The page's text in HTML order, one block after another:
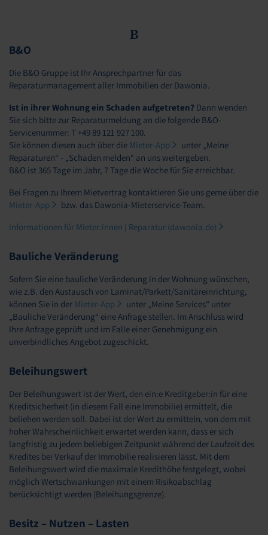
B
B&O
Die B&O Gruppe ist Ihr Ansprechpartner für das
Reparaturmanagement aller Immobilien der Dawonia.
Ist in ihrer Wohnung ein Schaden aufgetreten? Dann wenden
Sie sich bitte zur Reparaturmeldung an die folgende B&O-
Servicenummer: T +49 89 121 927 100.
Sie können diesen auch über die Mieter-App
unter „Meine
Reparaturen“ - „Schaden melden“ an uns weitergeben.
B&O ist 365 Tage im Jahr, 7 Tage die Woche für Sie erreichbar.
Bei Fragen zu Ihrem Mietvertrag kontaktieren Sie uns gerne über die
Mieter-App
bzw. das Dawonia-Mieterservice-Team.
Informationen für Mieter:innen | Reparatur (dawonia.de)
Bauliche Veränderung
Sofern Sie eine bauliche Veränderung in der Wohnung wünschen,
wie z.B. den Austausch von Laminat/Parkett/Sanitäreinrichtung,
können Sie in der Mieter-App
unter „Meine Services“ unter
„Bauliche Veränderung“ eine Anfrage stellen. Im Anschluss wird
Ihre Anfrage geprüft und im Falle einer Genehmigung ein
unverbindliches Angebot zugeschickt.
Beleihungswert
Der Beleihungswert ist der Wert, den ein:e Kreditgeber:in für eine
Kreditsicherheit (in diesem Fall eine Immobilie) ermittelt, die
beliehen werden soll. Dabei ist der Wert zu ermitteln, von dem mit
hoher Wahrscheinlichkeit erwartet werden kann, dass er sich
langfristig zu jedem beliebigen Zeitpunkt während der Laufzeit des
Kredites bei Verkauf der Immobilie realisieren lässt. Mit dem
Beleihungswert wird die maximale Kredithöhe festgelegt, wobei
möglich Wertschwankungen mit einem Risikoabschlag
berücksichtigt werden (Beleihungsgrenze).
Besitz – Nutzen – Lasten